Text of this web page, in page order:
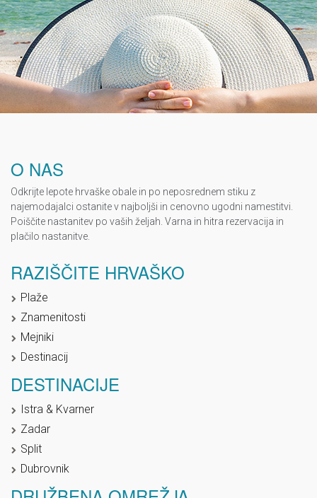
O NAS
Odkrijte lepote hrvaške obale in po neposrednem stiku z
najemodajalci ostanite v najboljši in cenovno ugodni namestitvi.
Poiščite nastanitev po vaših željah. Varna in hitra rezervacija in
plačilo nastanitve.
RAZIŠČITE HRVAŠKO
Plaže
Znamenitosti
Mejniki
Destinacij
DESTINACIJE
Istra & Kvarner
Zadar
Split
Dubrovnik